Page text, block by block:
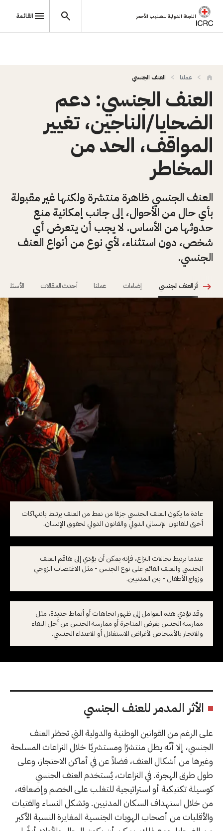
تجاوز إلى المحتوى الرئيسي
اللجنة الدولية للصليب الأحمر القائمة
عملنا العنف الجنسي
العنف الجنسي: دعم
الضحايا/الناجين، تغيير
المواقف، الحد من
المخاطر
العنف الجنسي ظاهرة منتشرة ولكنها غير مقبولة
بأي حال من الأحوال، إلى جانب إمكانية منع
حدوثها من الأساس. لا يجب أن يتعرض أي
شخص، دون استثناء، لأي نوع من أنواع العنف
الجنسي.
أثر العنف الجنسي إضاءات عملنا أحدث المقالات الأسئلة
عادة ما يكون العنف الجنسي جزءًا من نمط من العنف يرتبط بانتهاكات
أخرى للقانون الإنساني الدولي والقانون الدولي لحقوق الإنسان.
عندما يرتبط بحالات النزاع، فإنه يمكن أن يؤدي إلى تفاقم العنف
الجنسي والعنف القائم على نوع الجنس - مثل الاغتصاب الزوجي
وزواج الأطفال - بين المدنيين.
وقد تؤدي هذه العوامل إلى ظهور اتجاهات أو أنماط جديدة، مثل
ممارسة الجنس بغرض المتاجرة أو ممارسة الجنس من أجل البقاء
والاتجار بالأشخاص لأغراض الاستغلال أو الاعتداء الجنسي.
الأثر المدمر للعنف الجنسي
على الرغم من القوانين الوطنية والدولية التي تحظر العنف
الجنسي، إلا أنّه يظل منتشرًا ومستشريًا خلال النزاعات المسلحة
وغيرها من أشكال العنف، فضلاً عن في أماكن الاحتجاز، وعلى
طول طرق الهجرة. في النزاعات، يُستخدم العنف الجنسي
كوسيلة تكتيكية أو استراتيجية للتغلب على الخصم وإضعافه،
من خلال استهداف السكان المدنيين. وتشكل النساء والفتيات
والأقليات من أصحاب الهويات الجنسية المغايرة النسبة الأكبر